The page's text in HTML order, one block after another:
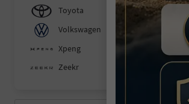
Toyota
Volkswagen
Xpeng
Zeekr